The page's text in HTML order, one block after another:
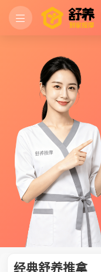
经典舒养推拿